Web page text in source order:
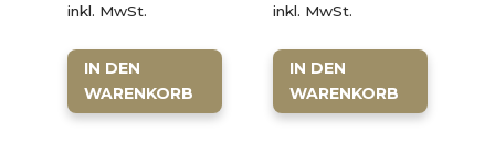
inkl. MwSt.
IN DEN
WARENKORB
inkl. MwSt.
IN DEN
WARENKORB